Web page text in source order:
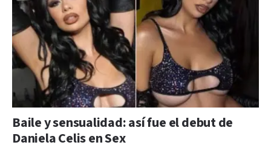
Baile y sensualidad: así fue el debut de
Daniela Celis en Sex